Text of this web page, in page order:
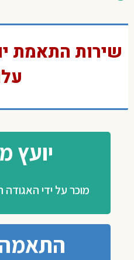
שירות התאמת
יועץ
מוכר על ידי האגודה